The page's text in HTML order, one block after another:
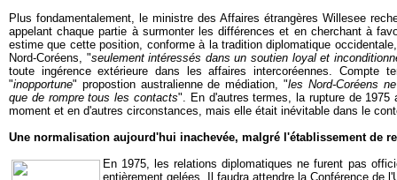
Plus fondamentalement, le ministre des Affaires étrangères Willesee
appelant chaque partie à surmonter les différences et en cherchant à
estime que cette position, conforme à la tradition diplomatique
Nord-Coréens, "seulement intéressés dans un soutien loyal et
toute ingérence extérieure dans les affaires intercoréennes. Compte
"inopportune" propostion australienne de médiation, "les Nord-Coréens
que de rompre tous les contacts". En d'autres termes, la rupture de 1975
moment et en d'autres circonstances, mais elle était inévitable dans le
Une normalisation aujourd'hui inachevée, malgré l'établissement de
En 1975, les relations diplomatiques ne furent pas
entièrement gelées. Il faudra attendre la Conférence de